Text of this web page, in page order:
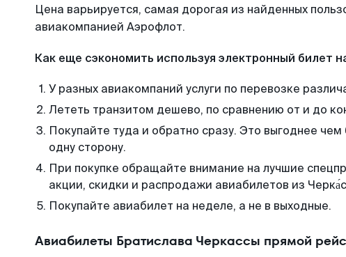
Цена варьируется, самая дорогая из найденных
авиакомпанией Аэрофлот.
Как еще сэкономить используя электронный билет
У разных авиакомпаний услуги по перевозке
Лететь транзитом дешево, по сравнению от и до
Покупайте туда и обратно сразу. Это выгоднее
одну сторону.
При покупке обращайте внимание на лучшие
акции, скидки и распродажи авиабилетов из
Покупайте авиабилет на неделе, а не в выходные.
Авиабилеты Братислава Черкассы прямой